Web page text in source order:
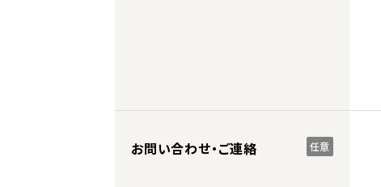
お問い合わせ・ご連絡 任意